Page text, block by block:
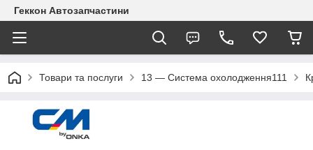
Геккон Автозапчастини
Товари та послуги 13 — Система охолодження111